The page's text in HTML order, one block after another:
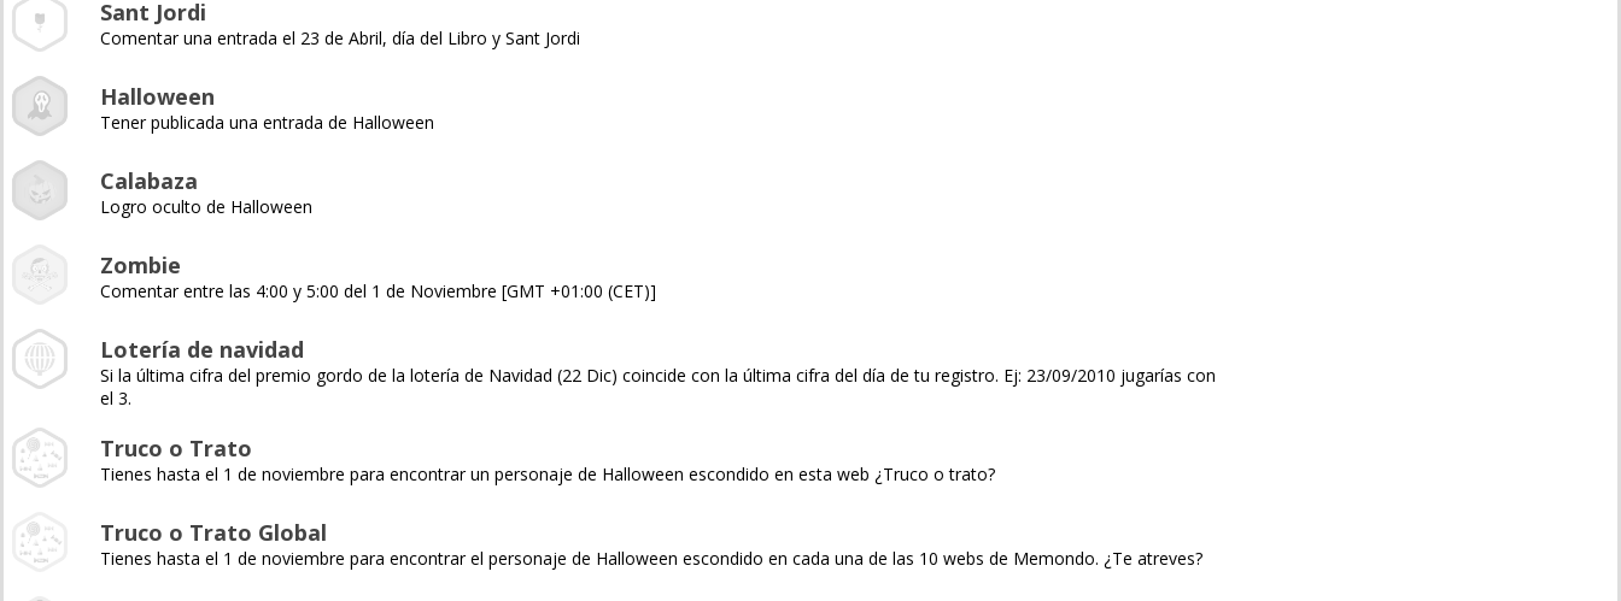
Sant Jordi
Comentar una entrada el 23 de Abril, día del Libro y Sant Jordi
Halloween
Tener publicada una entrada de Halloween
Calabaza
Logro oculto de Halloween
Zombie
Comentar entre las 4:00 y 5:00 del 1 de Noviembre [GMT +01:00 (CET)]
Lotería de navidad
Si la última cifra del premio gordo de la lotería de Navidad (22 Dic) coincide con la última cifra del día de tu registro. Ej: 23/09/2010 jugarías con
el 3.
Truco o Trato
Tienes hasta el 1 de noviembre para encontrar un personaje de Halloween escondido en esta web ¿Truco o trato?
Truco o Trato Global
Tienes hasta el 1 de noviembre para encontrar el personaje de Halloween escondido en cada una de las 10 webs de Memondo. ¿Te atreves?